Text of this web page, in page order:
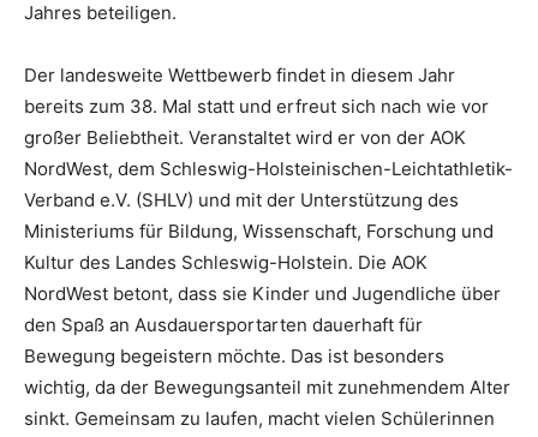
Jahres beteiligen.
Der landesweite Wettbewerb findet in diesem Jahr
bereits zum 38. Mal statt und erfreut sich nach wie vor
großer Beliebtheit. Veranstaltet wird er von der AOK
NordWest, dem Schleswig-Holsteinischen-Leichtathletik-
Verband e.V. (SHLV) und mit der Unterstützung des
Ministeriums für Bildung, Wissenschaft, Forschung und
Kultur des Landes Schleswig-Holstein. Die AOK
NordWest betont, dass sie Kinder und Jugendliche über
den Spaß an Ausdauersportarten dauerhaft für
Bewegung begeistern möchte. Das ist besonders
wichtig, da der Bewegungsanteil mit zunehmendem Alter
sinkt. Gemeinsam zu laufen, macht vielen Schülerinnen